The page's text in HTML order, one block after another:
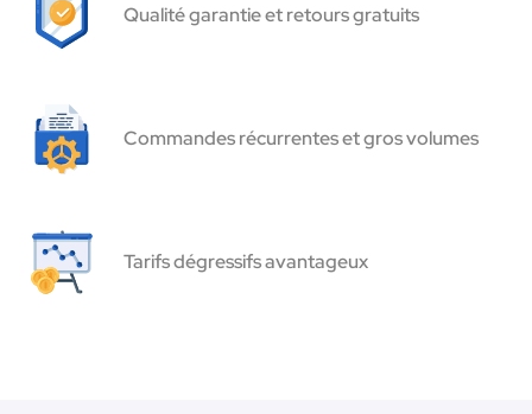
Qualité garantie et retours gratuits
Commandes récurrentes et gros volumes
Tarifs dégressifs avantageux